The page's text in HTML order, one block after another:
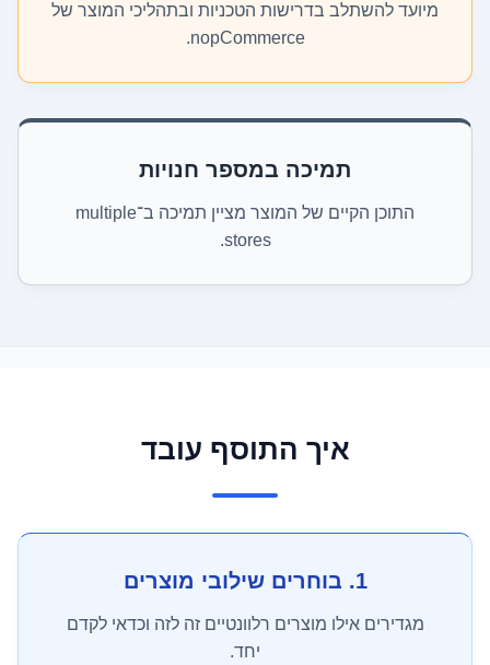
מיועד להשתלב בדרישות הטכניות ובתהליכי המוצר של
nopCommerce.
תמיכה במספר חנויות
התוכן הקיים של המוצר מציין תמיכה ב־multiple
stores.
איך התוסף עובד
1. בוחרים שילובי מוצרים
מגדירים אילו מוצרים רלוונטיים זה לזה וכדאי לקדם
יחד.